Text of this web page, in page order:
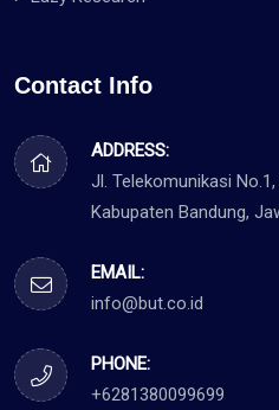
Contact Info
ADDRESS:
Jl. Telekomunikasi
Kabupaten Bandung,
EMAIL:
info@but.co.id
PHONE:
+6281380099699